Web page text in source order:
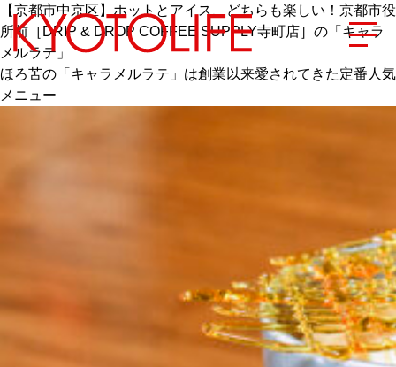
エリアから探す
NEW OPEN
【京都市中京区】ホットとアイス、どちらも楽しい！京都市役
所前［DRIP & DROP COFFEE SUPPLY寺町店］の「キャラ
メルラテ」
ほろ苦の「キャラメルラテ」は創業以来愛されてきた定番人気
メニュー